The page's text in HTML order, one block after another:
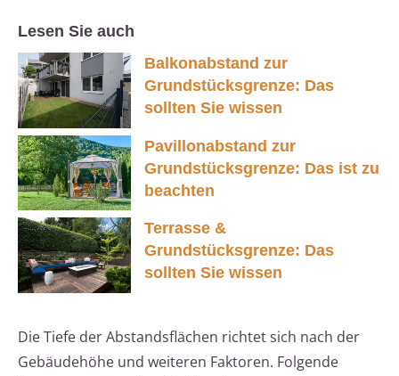
Lesen Sie auch
Balkonabstand zur
Grundstücksgrenze: Das
sollten Sie wissen
Pavillonabstand zur
Grundstücksgrenze: Das ist zu
beachten
Terrasse &
Grundstücksgrenze: Das
sollten Sie wissen
Die Tiefe der Abstandsflächen richtet sich nach der
Gebäudehöhe und weiteren Faktoren. Folgende